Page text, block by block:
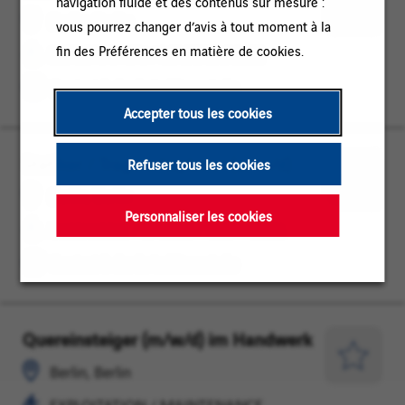
vous pourrez changer d’avis à tout moment à la
fin des Préférences en matière de cookies.
Accepter tous les cookies
Refuser tous les cookies
Personnaliser les cookies
Berlin, Berlin
Berlin
EXPLOITATION / MAINTENANCE
MAINTENANCE
Contrat à durée indéterminée
Statiker / Tragwerksplaner (w/m/d)
Berlin, Berlin
Berlin
Quereinsteiger (m/w/d) im Handwerk
Berlin, Berlin
Berlin,
Berlin
EXPLOITATION
/
MAINTENANCE